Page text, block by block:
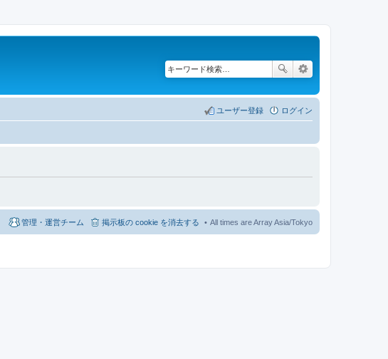
ログイン
ユーザー登録
All times are Array Asia/Tokyo
掲示板の cookie を消去する
管理・運営チーム